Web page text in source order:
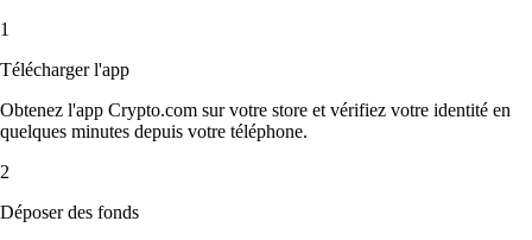
1
Télécharger l'app
Obtenez l'app Crypto.com sur votre store et vérifiez votre identité en
quelques minutes depuis votre téléphone.
2
Déposer des fonds